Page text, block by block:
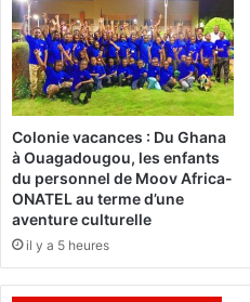
u
1
8
a
u
2
4
m
a
i
0
C
E
D
E
A
O
a
p
p
Colonie vacances : Du Ghana
à Ouagadougou, les enfants
du personnel de Moov Africa-
ONATEL au terme d’une
aventure culturelle
il y a 5 heures